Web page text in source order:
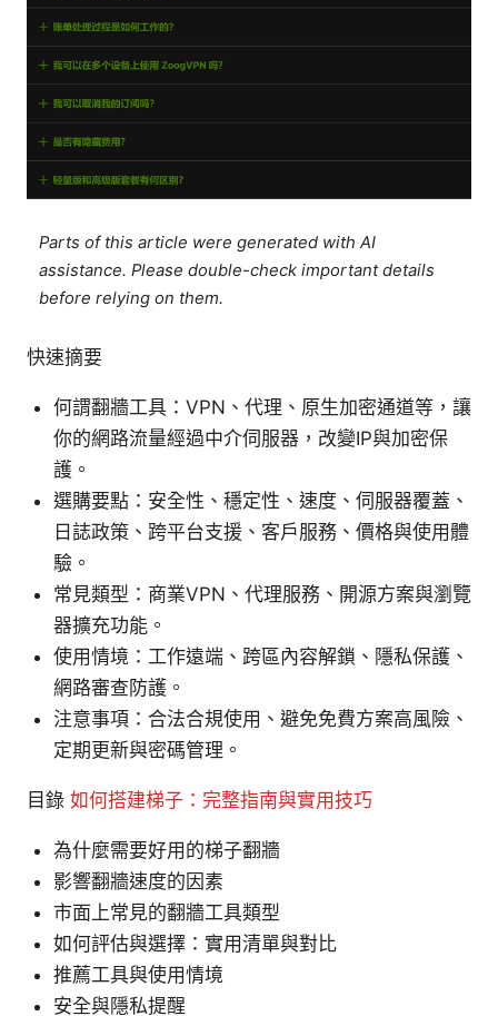
Parts of this article were generated with AI
assistance. Please double-check important details
before relying on them.
快速摘要
何謂翻牆工具：VPN、代理、原生加密通道等，讓
你的網路流量經過中介伺服器，改變IP與加密保
護。
選購要點：安全性、穩定性、速度、伺服器覆蓋、
日誌政策、跨平台支援、客戶服務、價格與使用體
驗。
常見類型：商業VPN、代理服務、開源方案與瀏覽
器擴充功能。
使用情境：工作遠端、跨區內容解鎖、隱私保護、
網路審查防護。
注意事項：合法合規使用、避免免費方案高風險、
定期更新與密碼管理。
目錄 如何搭建梯子：完整指南與實用技巧
為什麼需要好用的梯子翻牆
影響翻牆速度的因素
市面上常見的翻牆工具類型
如何評估與選擇：實用清單與對比
推薦工具與使用情境
安全與隱私提醒